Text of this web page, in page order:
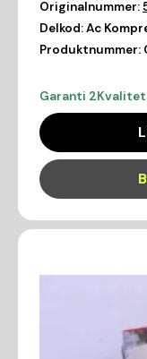
Originalnummer:
Delkod:Ac
Produktnummer:
Garanti 2Kvalitet